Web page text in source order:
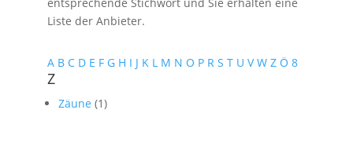
Liste der Anbieter.
A B C D E F G H I J K L M N O P R S T U V W Z Ö 8
Z
Zäune (1)